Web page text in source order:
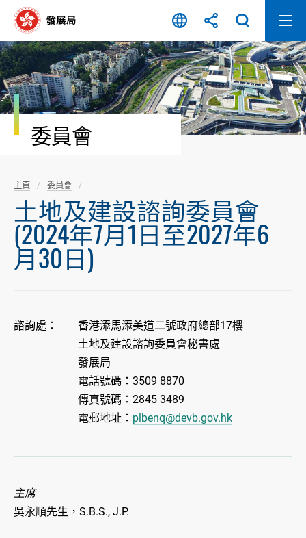
容
開
始
委員會
主頁 委員會
土地及建設諮詢委員會
(2024年7月1日至2027年6
月30日)
諮詢處：
香港添馬添美道二號政府總部17樓
土地及建設諮詢委員會秘書處
發展局
電話號碼：3509 8870
傳真號碼：2845 3489
電郵地址： plbenq@devb.gov.hk
主席
吳永順先生，S.B.S., J.P.